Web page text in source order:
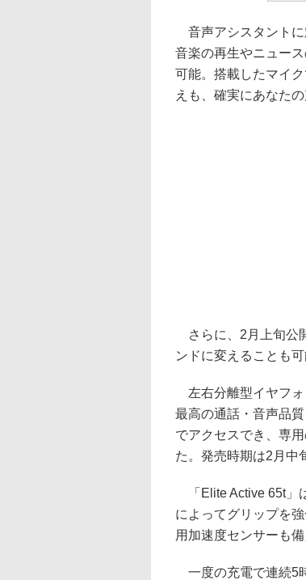
音声アシスタントに
音楽の再生やニュー
可能。搭載したマイ
えも、確実にあなた
さらに、2月上旬公
ンドに変えることも可
左右分離型イヤフォ
最高の通話・音声品
でアクセスでき、専
た。発売時期は2月中
「Elite Active 65t」
によってグリップを
用加速度センサーも備
一度の充電で連続5